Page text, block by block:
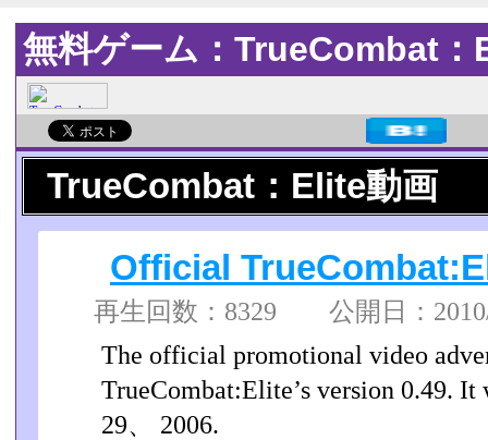
無料ゲーム：TrueCombat：
TrueCombat：Elite動画
Official
再生回数：8329 公開日：
The official promotional video
TrueCombat:Elite’s version 0.49. It
29、 2006.